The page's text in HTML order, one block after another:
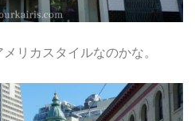
リカスタイルなのかな。